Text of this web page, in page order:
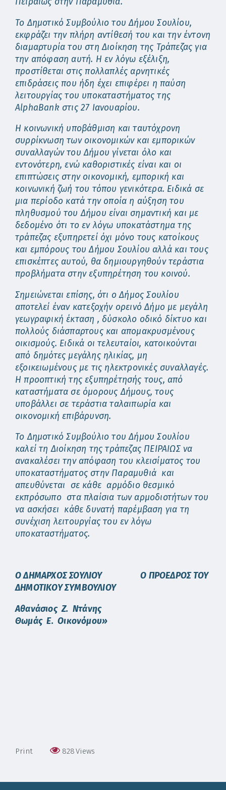
Το Δημοτικό Συμβούλιο του Δήμου Σουλίου,
εκφράζει την πλήρη αντίθεσή του και την έντονη
διαμαρτυρία του στη Διοίκηση της Τράπεζας για
την απόφαση αυτή. Η εν λόγω εξέλιξη,
προστίθεται στις πολλαπλές αρνητικές
επιδράσεις που ήδη έχει επιφέρει η παύση
λειτουργίας του υποκαταστήματος της
AlphaBank στις 27 Ιανουαρίου.
Η κοινωνική υποβάθμιση και ταυτόχρονη
συρρίκνωση των οικονομικών και εμπορικών
συναλλαγών του Δήμου γίνεται όλο και
εντονότερη, ενώ καθοριστικές είναι και οι
επιπτώσεις στην οικονομική, εμπορική και
κοινωνική ζωή του τόπου γενικότερα. Ειδικά σε
μια περίοδο κατά την οποία η αύξηση του
πληθυσμού του Δήμου είναι σημαντική και με
δεδομένο ότι το εν λόγω υποκατάστημα της
τράπεζας εξυπηρετεί όχι μόνο τους κατοίκους
και εμπόρους του Δήμου Σουλίου αλλά και τους
επισκέπτες αυτού, θα δημιουργηθούν τεράστια
προβλήματα στην εξυπηρέτηση του κοινού.
Σημειώνεται επίσης, ότι ο Δήμος Σουλίου
αποτελεί έναν κατεξοχήν ορεινό Δήμο με μεγάλη
γεωγραφική έκταση , δύσκολο οδικό δίκτυο και
πολλούς διάσπαρτους και απομακρυσμένους
οικισμούς. Ειδικά οι τελευταίοι, κατοικούνται
από δημότες μεγάλης ηλικίας, μη
εξοικειωμένους με τις ηλεκτρονικές συναλλαγές.
Η προοπτική της εξυπηρέτησής τους, από
καταστήματα σε όμορους Δήμους, τους
υποβάλλει σε τεράστια ταλαιπωρία και
οικονομική επιβάρυνση.
Το Δημοτικό Συμβούλιο του Δήμου Σουλίου
καλεί τη Διοίκηση της τράπεζας ΠΕΙΡΑΙΩΣνα
ανακαλέσει την απόφαση του κλεισίματος του
υποκαταστήματος στην Παραμυθιά και
απευθύνεται σε κάθε αρμόδιο θεσμικό
εκπρόσωπο στα πλαίσια των αρμοδιοτήτων του
να ασκήσει κάθε δυνατή παρέμβαση για τη
συνέχιση λειτουργίας του εν λόγω
υποκαταστήματος.
Ο ΔΗΜΑΡΧΟΣ ΣΟΥΛΙΟΥ Ο ΠΡΟΕΔΡΟΣ ΤΟΥ
ΔΗΜΟΤΙΚΟΥ ΣΥΜΒΟΥΛΙΟΥ
Αθανάσιος Ζ. Ντάνης
Θωμάς Ε. Οικονόμου»
Print 828Views